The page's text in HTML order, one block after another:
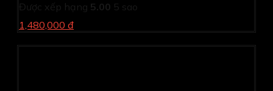
Được xếp hạng 5.00 5 sao
1,480,000 đ